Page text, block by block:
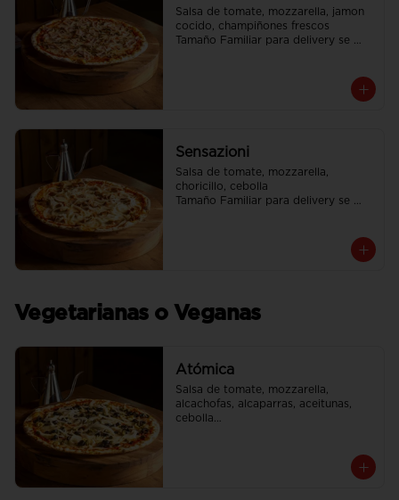
Salsa de tomate, mozzarella, jamon
cocido, champiñones frescos
Tamaño Familiar para delivery se
Sensazioni
Salsa de tomate, mozzarella,
choricillo, cebolla
Tamaño Familiar para delivery se
Vegetarianas o Veganas
Atómica
Salsa de tomate, mozzarella,
alcachofas, alcaparras, aceitunas,
cebolla